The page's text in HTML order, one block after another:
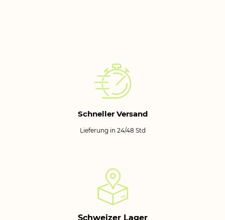
Schneller Versand
Lieferung in 24/48 Std
Schweizer Lager